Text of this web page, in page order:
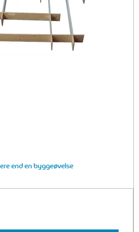
end en byggeøvelse